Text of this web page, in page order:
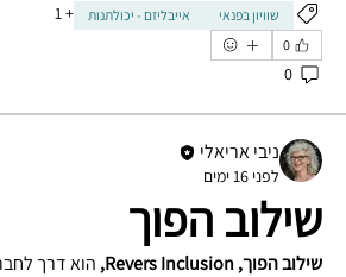
שוויון בפנאי אייבליזם - יכולתנות +
1
0
0
ניבי אריאלי
לפני 16 ימים
שילוב הפוך
שילוב הפוך, Revers Inclusion,